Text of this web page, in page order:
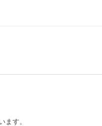
ます。